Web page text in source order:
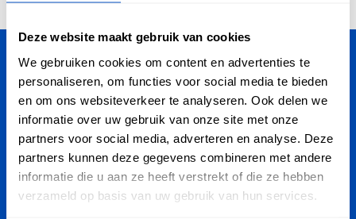
Deze website maakt gebruik van cookies
We gebruiken cookies om content en advertenties te
personaliseren, om functies voor social media te bieden
en om ons websiteverkeer te analyseren. Ook delen we
informatie over uw gebruik van onze site met onze
partners voor social media, adverteren en analyse. Deze
partners kunnen deze gegevens combineren met andere
informatie die u aan ze heeft verstrekt of die ze hebben
verzameld op basis van uw gebruik van hun services.
Personaliseer je creaties
Dutch Label Shop bezorgt je bestelling in heel Nederland,
van Maastricht tot Groningen, van Amsterdam tot Enschede.
Oh ja, we verzenden ook wereldwijd!
Aanmelden voor Nieuwsbrief